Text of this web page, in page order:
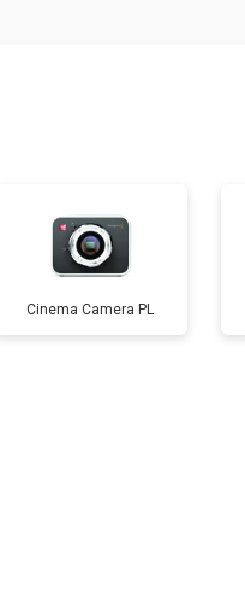
от 3700 ₽
от 4500 ₽
Cinema Camera PL